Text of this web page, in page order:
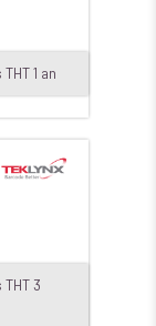
1 an
3